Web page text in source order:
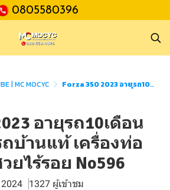
0805580396
| MC MOCYC Forza 350 2023 อายุรถ10เดือน วิ่ง2000โล รถบ้านแท้ เครื่องท่อเดิมๆ ชุดสีสวยไร้รอย No596
อายุรถ10เดือน
ถบ้านแท้ เครื่องท่อ
ยไร้รอย No596
1327 ผู้เข้าชม